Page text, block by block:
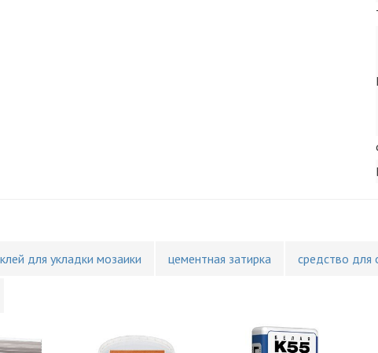
клей для укладки мозаики цементная затирка средство для